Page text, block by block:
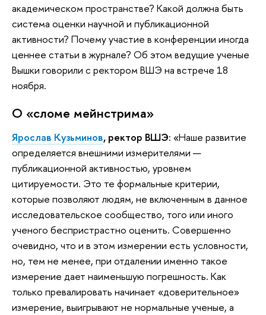
академическом пространстве? Какой должна быть
система оценки научной и публикационной
активности? Почему участие в конференции иногда
ценнее статьи в журнале? Об этом ведущие ученые
Вышки говорили с ректором ВШЭ на встрече 18
ноября.
О «сломе мейнстрима»
Ярослав Кузьминов, ректор ВШЭ: «Наше развитие
определяется внешними измерителями —
публикационной активностью, уровнем
цитируемости. Это те формальные критерии,
которые позволяют людям, не включенным в данное
исследовательское сообщество, того или иного
ученого беспристрастно оценить. Совершенно
очевидно, что и в этом измерении есть условности,
но, тем не менее, при отдалении именно такое
измерение дает наименьшую погрешность. Как
только превалировать начинает «доверительное»
измерение, выигрывают не нормальные ученые, а